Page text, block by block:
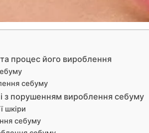
процес його вироблення
себуму
з порушенням вироблення себуму
шкіри
себуму